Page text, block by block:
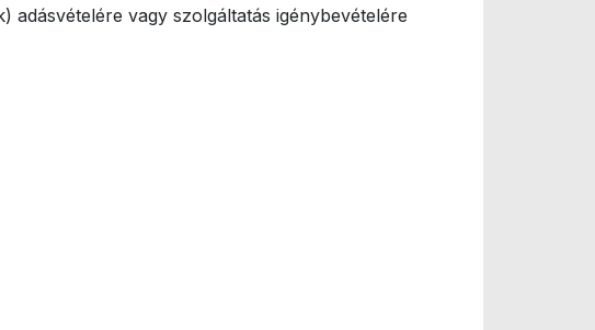
vagy szolgáltatás igénybevételére